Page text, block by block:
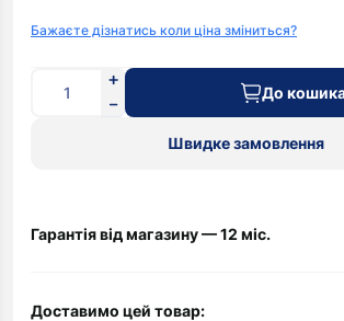
Бажаєте дізнатись коли ціна зміниться?
До
Швидке замовлення
Гарантія від магазину — 12 міс.
Доставимо цей товар: